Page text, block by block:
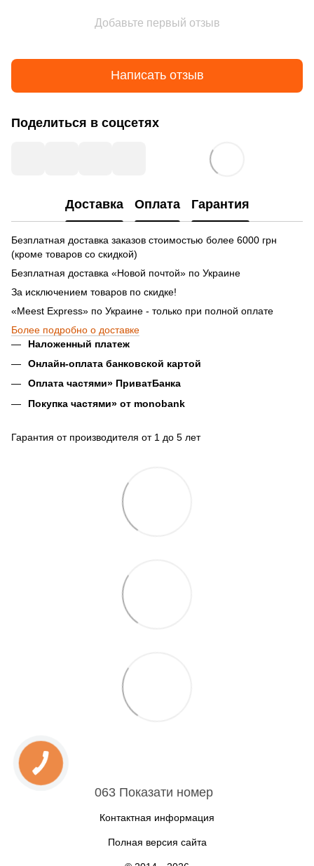
Добавьте первый отзыв
Написать отзыв
Поделиться в соцсетях
Доставка Оплата Гарантия
Безплатная доставка заказов стоимостью более 6000 грн
(кроме товаров со скидкой)
Безплатная доставка «Новой почтой» по Украине
За исключением товаров по скидке!
«Meest Express» по Украине - только при полной оплате
Более подробно о доставке
Наложенный платеж
Онлайн-оплата банковской картой
Оплата частями» ПриватБанка
Покупка частями» от monobank
Гарантия от производителя от 1 до 5 лет
063 Показати номер
Контактная информация
Полная версия сайта